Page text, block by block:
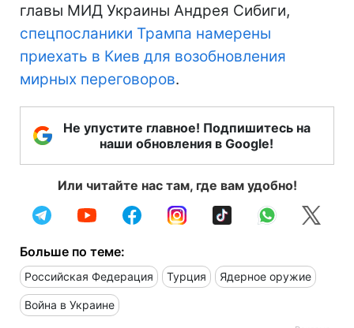
главы МИД Украины Андрея Сибиги,
спецпосланики Трампа намерены
приехать в Киев для возобновления
мирных переговоров.
Не упустите главное! Подпишитесь на
наши обновления в Google!
Или читайте нас там, где вам удобно!
Больше по теме:
Российская Федерация Турция Ядерное оружие
Война в Украине